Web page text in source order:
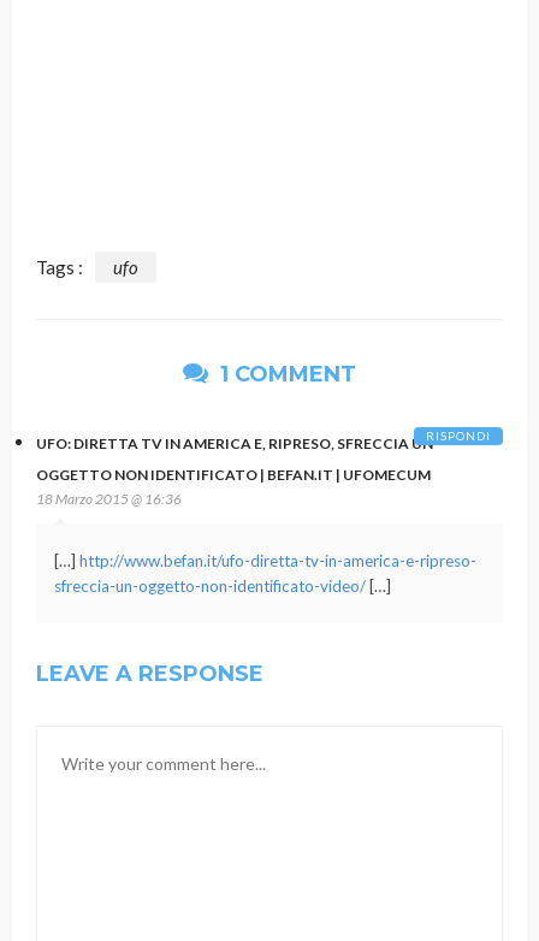
Tags : ufo
1 COMMENT
UFO: DIRETTA TV IN AMERICA E, RIPRESO, SFRECCIA UN
OGGETTO NON IDENTIFICATO | BEFAN.IT | UFOMECUM
18 Marzo 2015 @ 16:36
[…] http://www.befan.it/ufo-diretta-tv-in-america-e-ripreso-
sfreccia-un-oggetto-non-identificato-video/ […]
RISPONDI
LEAVE A RESPONSE